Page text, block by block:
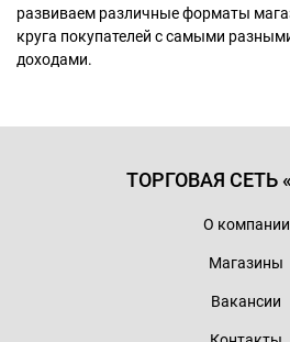
развиваем различные форматы
круга покупателей с самыми
доходами.
ТОРГОВАЯ СЕТЬ
О компании
Магазины
Вакансии